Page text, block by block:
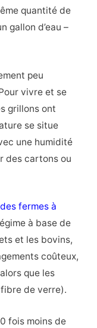
quantité de
gallon d’eau –
peu
vivre et se
grillons ont
se situe
une humidité
des cartons ou
fermes à
à base de
et les bovins,
coûteux,
que les
fibre de verre).
fois moins de